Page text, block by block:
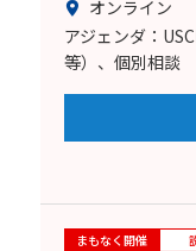
オンライン
アジェンダ：
等）、個別相談
まもなく開催